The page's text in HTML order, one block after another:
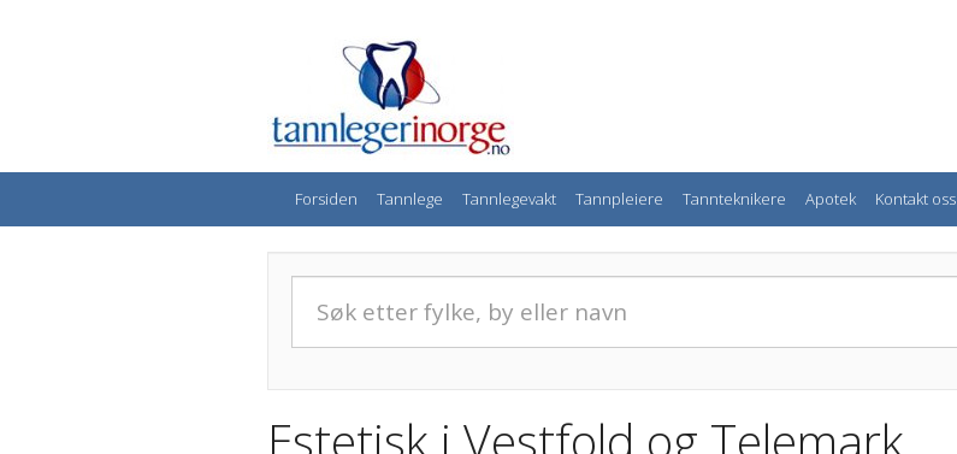
Forsiden Tannlege Tannlegevakt Tannpleiere Tannteknikere Apotek Kontakt oss
Estetisk i Vestfold og Telemark